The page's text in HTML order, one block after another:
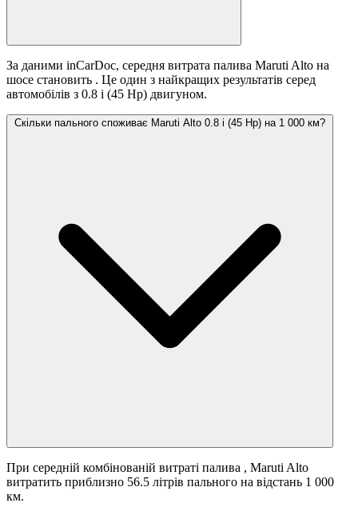
За даними inCarDoc, середня витрата палива Maruti Alto на
шосе становить . Це один з найкращих результатів серед
автомобілів з 0.8 i (45 Hp) двигуном.
Скільки пального споживає Maruti Alto 0.8 i (45 Hp) на 1 000 км?
При середній комбінованій витраті палива , Maruti Alto
витратить приблизно 56.5 літрів пального на відстань 1 000
км.